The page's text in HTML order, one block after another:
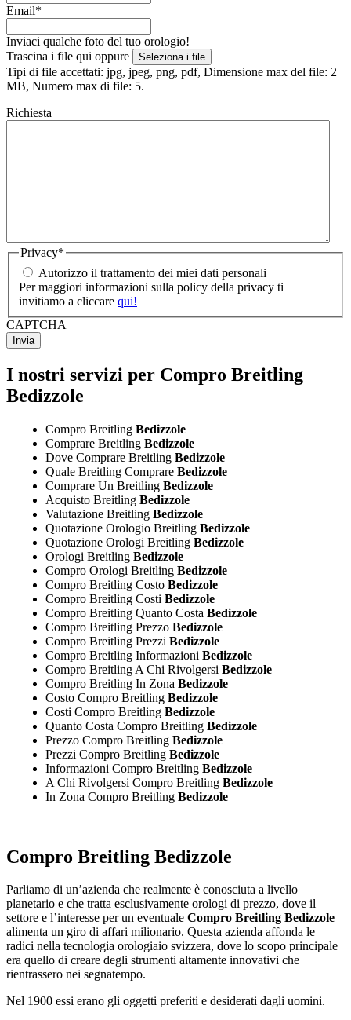
Email*
Inviaci qualche foto del tuo orologio!
Trascina i file qui oppure
Seleziona i file
Tipi di file accettati: jpg, jpeg, png, pdf, Dimensione max del file: 2
MB, Numero max di file: 5.
Richiesta
Privacy*
Autorizzo il trattamento dei miei dati personali
Per maggiori informazioni sulla policy della privacy ti
invitiamo a cliccare qui!
CAPTCHA
I nostri servizi per Compro Breitling
Bedizzole
Compro Breitling Bedizzole
Comprare Breitling Bedizzole
Dove Comprare Breitling Bedizzole
Quale Breitling Comprare Bedizzole
Comprare Un Breitling Bedizzole
Acquisto Breitling Bedizzole
Valutazione Breitling Bedizzole
Quotazione Orologio Breitling Bedizzole
Quotazione Orologi Breitling Bedizzole
Orologi Breitling Bedizzole
Compro Orologi Breitling Bedizzole
Compro Breitling Costo Bedizzole
Compro Breitling Costi Bedizzole
Compro Breitling Quanto Costa Bedizzole
Compro Breitling Prezzo Bedizzole
Compro Breitling Prezzi Bedizzole
Compro Breitling Informazioni Bedizzole
Compro Breitling A Chi Rivolgersi Bedizzole
Compro Breitling In Zona Bedizzole
Costo Compro Breitling Bedizzole
Costi Compro Breitling Bedizzole
Quanto Costa Compro Breitling Bedizzole
Prezzo Compro Breitling Bedizzole
Prezzi Compro Breitling Bedizzole
Informazioni Compro Breitling Bedizzole
A Chi Rivolgersi Compro Breitling Bedizzole
In Zona Compro Breitling Bedizzole
Compro Breitling Bedizzole
Parliamo di un’azienda che realmente è conosciuta a livello
planetario e che tratta esclusivamente orologi di prezzo, dove il
settore e l’interesse per un eventuale Compro Breitling Bedizzole
alimenta un giro di affari milionario. Questa azienda affonda le
radici nella tecnologia orologiaio svizzera, dove lo scopo principale
era quello di creare degli strumenti altamente innovativi che
rientrassero nei segnatempo.
Nel 1900 essi erano gli oggetti preferiti e desiderati dagli uomini.